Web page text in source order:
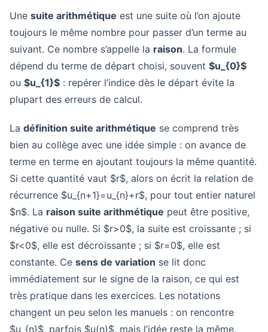
Une suite arithmétique est une suite où l’on ajoute
toujours le même nombre pour passer d’un terme au
suivant. Ce nombre s’appelle la raison. La formule
dépend du terme de départ choisi, souvent $u_{0}$
ou $u_{1}$ : repérer l’indice dès le départ évite la
plupart des erreurs de calcul.
La définition suite arithmétique se comprend très
bien au collège avec une idée simple : on avance de
terme en terme en ajoutant toujours la même quantité.
Si cette quantité vaut $r$, alors on écrit la relation de
récurrence $u_{n+1}=u_{n}+r$, pour tout entier naturel
$n$. La raison suite arithmétique peut être positive,
négative ou nulle. Si $r>0$, la suite est croissante ; si
$r<0$, elle est décroissante ; si $r=0$, elle est
constante. Ce sens de variation se lit donc
immédiatement sur le signe de la raison, ce qui est
très pratique dans les exercices. Les notations
changent un peu selon les manuels : on rencontre
$u_{n}$, parfois $u(n)$, mais l’idée reste la même.